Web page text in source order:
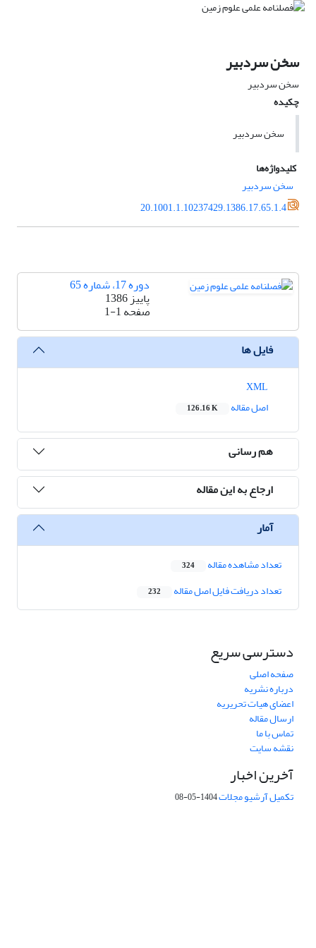
سخن سردبیر
سخن سردبیر
چکیده
سخن سردبیر
کلیدواژه‌ها
سخن سردبیر
20.1001.1.10237429.1386.17.65.1.4
دوره 17، شماره 65
پاییز 1386
صفحه1-1
فایل ها
اصل مقاله
126.16 K
هم رسانی
ارجاع به این مقاله
آمار
تعداد مشاهده مقاله 324
تعداد دریافت فایل اصل مقاله 232
دسترسی سریع
صفحه اصلی
درباره نشریه
اعضای هیات تحریریه
ارسال مقاله
تماس با ما
نقشه سایت
آخرین اخبار
تکمیل آرشیو مجلات1404-05-08